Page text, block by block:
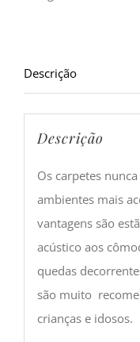
Descrição
Descrição
Os carpetes
ambientes mais
vantagens são
acústico aos
quedas
são muito
crianças e idosos.